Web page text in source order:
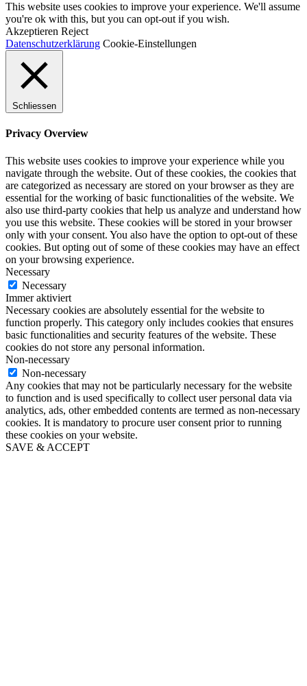
This website uses cookies to improve your experience. We'll assume
you're ok with this, but you can opt-out if you wish.
Akzeptieren Reject
Datenschutzerklärung Cookie-Einstellungen
Schliessen
Privacy Overview
This website uses cookies to improve your experience while you
navigate through the website. Out of these cookies, the cookies that
are categorized as necessary are stored on your browser as they are
essential for the working of basic functionalities of the website. We
also use third-party cookies that help us analyze and understand how
you use this website. These cookies will be stored in your browser
only with your consent. You also have the option to opt-out of these
cookies. But opting out of some of these cookies may have an effect
on your browsing experience.
Necessary
Necessary
Immer aktiviert
Necessary cookies are absolutely essential for the website to
function properly. This category only includes cookies that ensures
basic functionalities and security features of the website. These
cookies do not store any personal information.
Non-necessary
Non-necessary
Any cookies that may not be particularly necessary for the website
to function and is used specifically to collect user personal data via
analytics, ads, other embedded contents are termed as non-necessary
cookies. It is mandatory to procure user consent prior to running
these cookies on your website.
SAVE & ACCEPT